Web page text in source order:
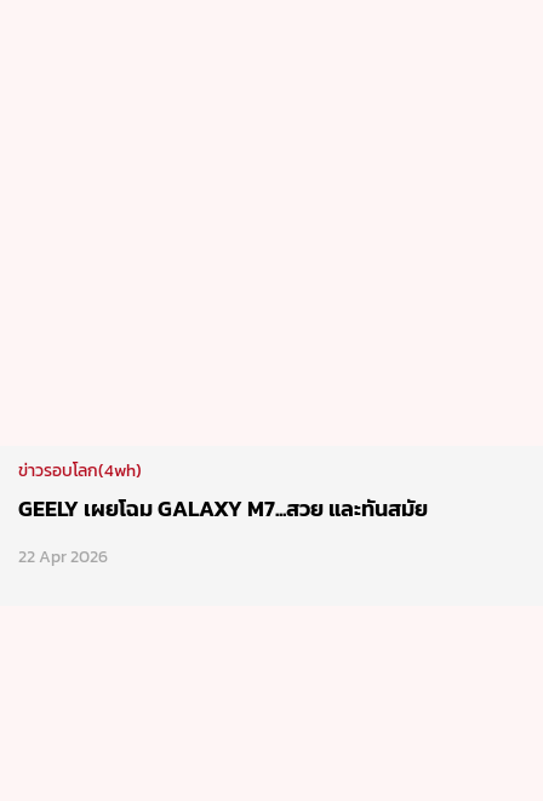
ข่าวรอบโลก(4wh)
GEELY เผยโฉม GALAXY M7...สวย และทันสมัย
22 Apr 2026